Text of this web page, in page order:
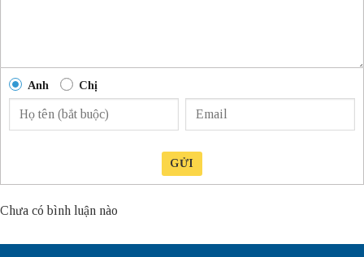
Anh Chị
GỬI
Chưa có bình luận nào